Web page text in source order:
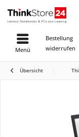
Bestellung
widerrufen
Menü
Übersicht